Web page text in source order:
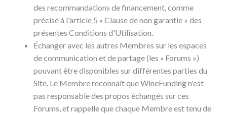
des recommandations de financement, comme
précisé à l'article 5 « Clause de non garantie » des
présentes Conditions d'Utilisation.
Échanger avec les autres Membres sur les espaces
de communication et de partage (les « Forums »)
pouvant être disponibles sur différentes parties du
Site. Le Membre reconnaît que WineFunding n'est
pas responsable des propos échangés sur ces
Forums, et rappelle que chaque Membre est tenu de